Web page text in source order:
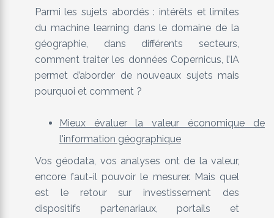
Parmi les sujets abordés : intérêts et limites
du machine learning dans le domaine de la
géographie, dans différents secteurs,
comment traiter les données Copernicus, l’IA
permet d’aborder de nouveaux sujets mais
pourquoi et comment ?
Mieux évaluer la valeur économique de
l'information géographique
Vos géodata, vos analyses ont de la valeur,
encore faut-il pouvoir le mesurer. Mais quel
est le retour sur investissement des
dispositifs partenariaux, portails et